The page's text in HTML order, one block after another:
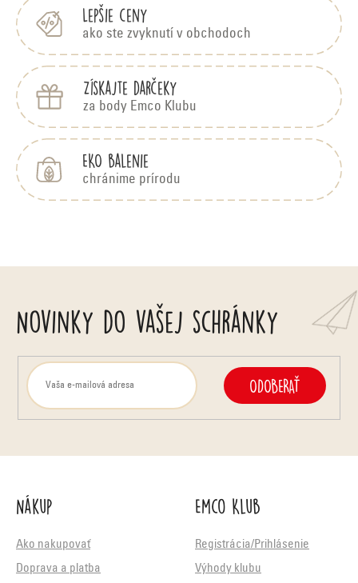
Lepšie ceny
ako ste zvyknutí v obchodoch
Získajte darčeky
za body Emco Klubu
EKO balenie
chránime prírodu
Novinky do vašej schránky
ODOBERAŤ
Nákup
Ako nakupovať
Doprava a platba
Emco Klub
Registrácia/Prihlásenie
Výhody klubu